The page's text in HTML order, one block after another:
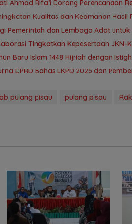
Ahmad Rifa’i Dorong Perencanaan
Kualitas dan Keamanan Hasil
Pemerintah dan Lembaga Adat
Tingkatkan Kepesertaan JKN-
Baru Islam 1448 Hijriah dengan
DPRD Bahas LKPD 2025 dan
pulang pisau pulang pisau